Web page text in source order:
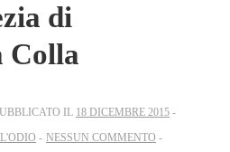
di
Colla
IL 18 DICEMBRE 2015
NESSUN COMMENTO